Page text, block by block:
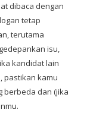
dibaca dengan
tetap
terutama
isu,
kandidat lain
pastikan kamu
berbeda dan (jika